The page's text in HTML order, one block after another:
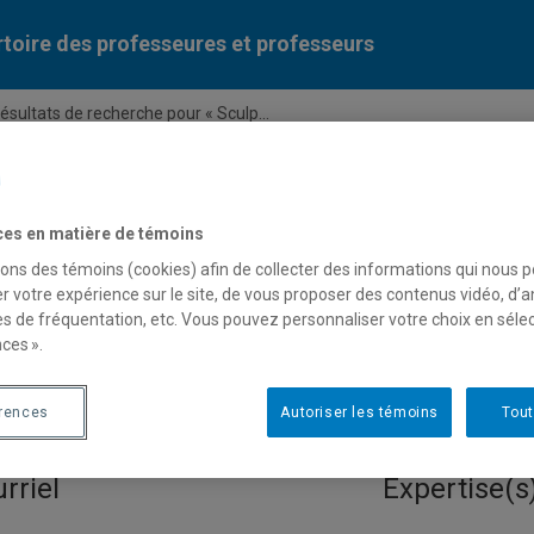
des professeures et professeurs
de recherche pour « Sculp...
Liste des professeures et professeurs par
« Sculpture
en matière de témoins
des témoins (cookies) afin de collecter des informations qui nous
votre expérience sur le site, de vous proposer des contenus vidéo,
de fréquentation, etc. Vous pouvez personnaliser votre choix en
».
Autoriser les témoins